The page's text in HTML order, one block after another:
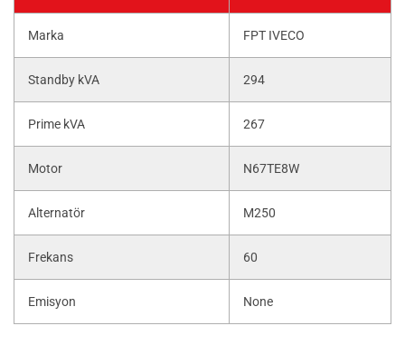
Marka FPT IVECO
Standby kVA 294
Prime kVA 267
Motor N67TE8W
Alternatör M250
Frekans 60
Emisyon None